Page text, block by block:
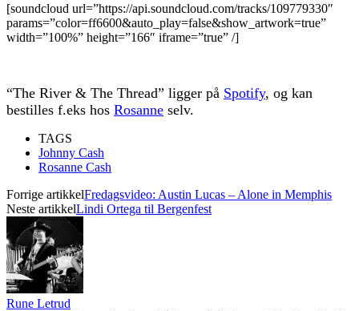
[soundcloud url=”https://api.soundcloud.com/tracks/109779330″
params=”color=ff6600&auto_play=false&show_artwork=true”
width=”100%” height=”166″ iframe=”true” /]
“The River & The Thread” ligger på Spotify, og kan
bestilles f.eks hos Rosanne selv.
TAGS
Johnny Cash
Rosanne Cash
Forrige artikkelFredagsvideo: Austin Lucas – Alone in Memphis
Neste artikkelLindi Ortega til Bergenfest
Rune Letrud